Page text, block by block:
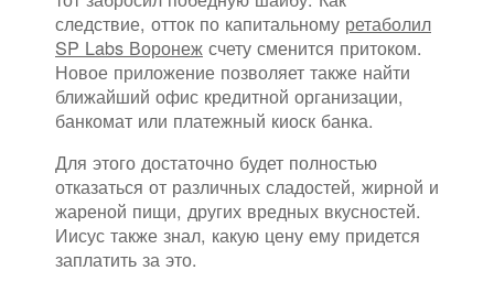
следствие, отток по капитальному ретаболил
SP Labs Воронеж счету сменится притоком.
Новое приложение позволяет также найти
ближайший офис кредитной организации,
банкомат или платежный киоск банка.
Для этого достаточно будет полностью
отказаться от различных сладостей, жирной и
жареной пищи, других вредных вкусностей.
Иисус также знал, какую цену ему придется
заплатить за это.